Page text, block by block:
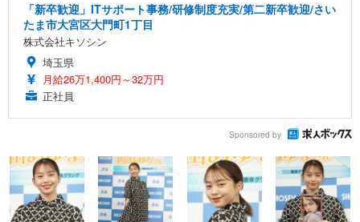
「新卒歓迎」ITサポート事務/研修制度充実/第二新卒歓迎/さい
たま市大宮区大門町1丁目
株式会社キソシン
埼玉県
月給26万1,400円～32万円
正社員
Sponsored by